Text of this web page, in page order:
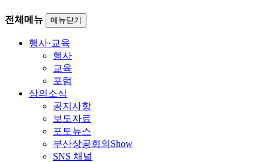
전체메뉴 메뉴닫기
행사·교육
행사
교육
포럼
상의소식
공지사항
보도자료
포토뉴스
부산상공회의Show
SNS 채널